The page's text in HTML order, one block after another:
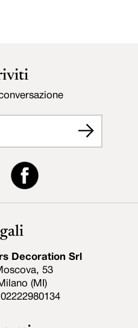
Decoration Srl
53
(MI)